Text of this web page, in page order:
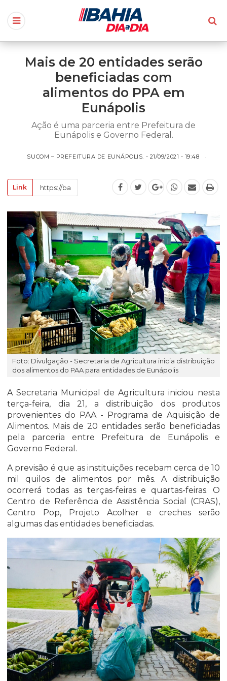
Mais de 20 entidades serão
beneficiadas com
alimentos do PPA em
Eunápolis
Ação é uma parceria entre Prefeitura de
Eunápolis e Governo Federal.
SUCOM – PREFEITURA DE EUNÁPOLIS. - 21/09/2021 - 19:48
Link
Foto: Divulgação - Secretaria de Agricultura inicia distribuição
dos alimentos do PAA para entidades de Eunápolis
A Secretaria Municipal de Agricultura iniciou nesta
terça-feira, dia 21, a distribuição dos produtos
provenientes do PAA - Programa de Aquisição de
Alimentos. Mais de 20 entidades serão beneficiadas
pela parceria entre Prefeitura de Eunápolis e
Governo Federal.
A previsão é que as instituições recebam cerca de 10
mil quilos de alimentos por mês. A distribuição
ocorrerá todas as terças-feiras e quartas-feiras. O
Centro de Referência de Assistência Social (CRAS),
Centro Pop, Projeto Acolher e creches serão
algumas das entidades beneficiadas.